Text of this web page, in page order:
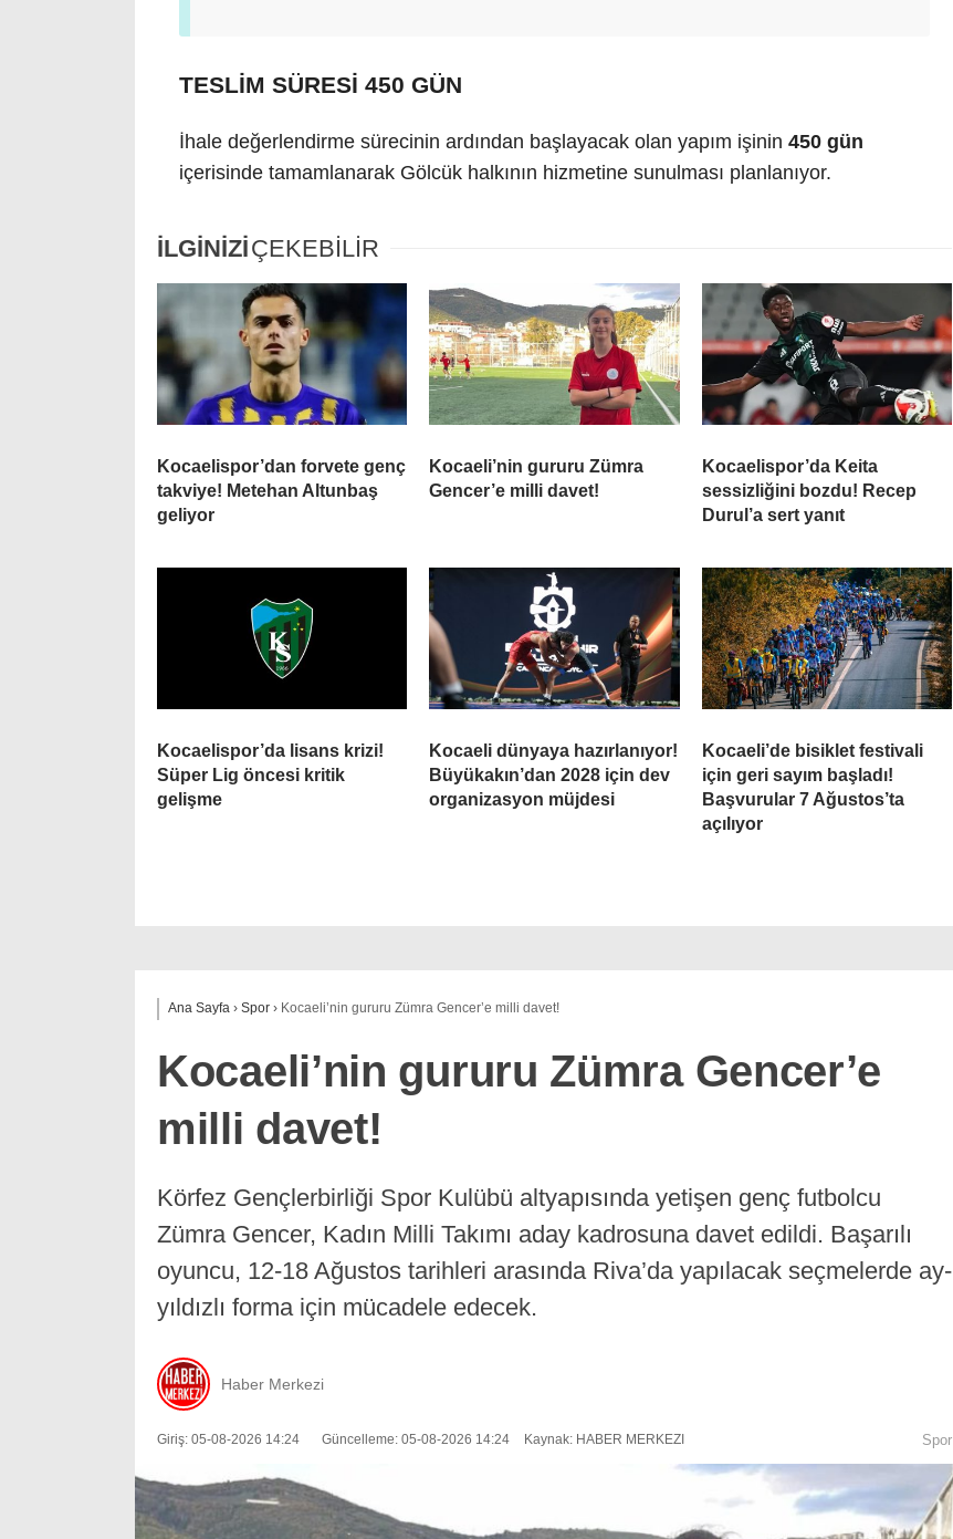
TESLİM SÜRESİ 450 GÜN
İhale değerlendirme sürecinin ardından başlayacak olan yapım işinin 450 gün
içerisinde tamamlanarak Gölcük halkının hizmetine sunulması planlanıyor.
İLGİNİZİÇEKEBİLİR
Kocaelispor’dan forvete genç
takviye! Metehan Altunbaş
geliyor
Kocaeli’nin gururu Zümra
Gencer’e milli davet!
Kocaelispor’da Keita
sessizliğini bozdu! Recep
Durul’a sert yanıt
Kocaelispor’da lisans krizi!
Süper Lig öncesi kritik
gelişme
Kocaeli dünyaya hazırlanıyor!
Büyükakın’dan 2028 için dev
organizasyon müjdesi
Kocaeli’de bisiklet festivali
için geri sayım başladı!
Başvurular 7 Ağustos’ta
açılıyor
Ana Sayfa › Spor › Kocaeli’nin gururu Zümra Gencer’e milli davet!
Kocaeli’nin gururu Zümra Gencer’e
milli davet!
Körfez Gençlerbirliği Spor Kulübü altyapısında yetişen genç futbolcu
Zümra Gencer, Kadın Milli Takımı aday kadrosuna davet edildi. Başarılı
oyuncu, 12-18 Ağustos tarihleri arasında Riva’da yapılacak seçmelerde ay-
yıldızlı forma için mücadele edecek.
Haber Merkezi
Giriş: 05-08-2026 14:24 Güncelleme: 05-08-2026 14:24 Kaynak: HABER MERKEZI Spor